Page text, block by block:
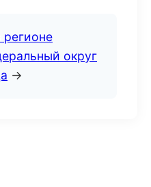
округ
→